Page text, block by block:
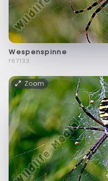
Wespenspinne
f67133
Zoom